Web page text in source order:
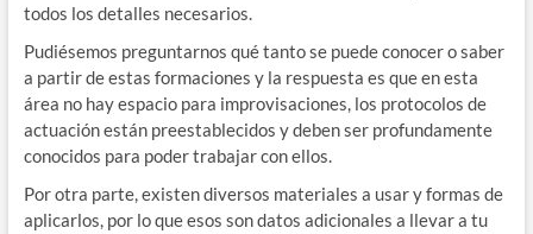
todos los detalles necesarios.
Pudiésemos preguntarnos qué tanto se puede conocer o saber
a partir de estas formaciones y la respuesta es que en esta
área no hay espacio para improvisaciones, los protocolos de
actuación están preestablecidos y deben ser profundamente
conocidos para poder trabajar con ellos.
Por otra parte, existen diversos materiales a usar y formas de
aplicarlos, por lo que esos son datos adicionales a llevar a tu